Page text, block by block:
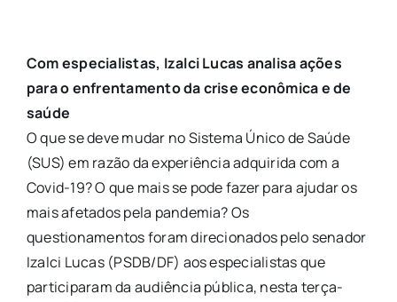
Com especialistas, Izalci Lucas analisa ações
para o enfrentamento da crise econômica e de
saúde
O que se deve mudar no Sistema Único de Saúde
(SUS) em razão da experiência adquirida com a
Covid-19? O que mais se pode fazer para ajudar os
mais afetados pela pandemia? Os
questionamentos foram direcionados pelo senador
Izalci Lucas (PSDB/DF) aos especialistas que
participaram da audiência pública, nesta terça-